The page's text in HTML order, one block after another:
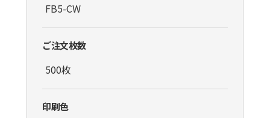
ご注文枚数
印刷色